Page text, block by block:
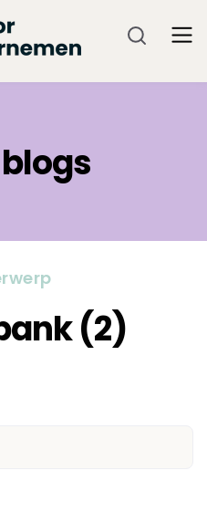
(2)